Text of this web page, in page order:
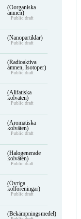
(Oorganiska
ämnen)
Public draft
(Nanopartiklar)
Public draft
(Radioaktiva
ämnen, Isotoper)
Public draft
(Alifatiska
kolväten)
Public draft
(Aromatiska
kolväten)
Public draft
(Halogenerade
kolväten)
Public draft
(Övriga
kolföreningar)
Public draft
(Bekämpningsmedel)